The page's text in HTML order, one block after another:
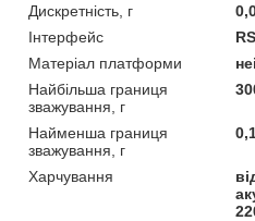
Дискретність, г
Інтерфейс
Матеріал платформи
Найбільша границя
зважування, г
Найменша границя
зважування, г
Харчування